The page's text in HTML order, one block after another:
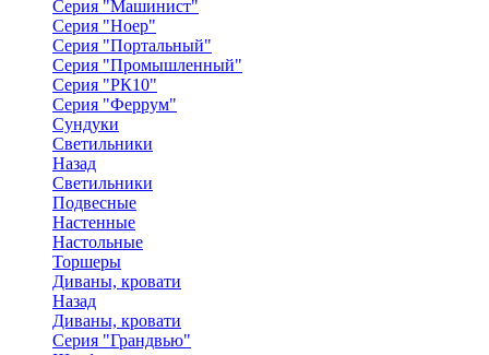
Серия "Машинист"
Серия "Ноер"
Серия "Портальный"
Серия "Промышленный"
Серия "РК10"
Серия "Феррум"
Сундуки
Светильники
Назад
Светильники
Подвесные
Настенные
Настольные
Торшеры
Диваны, кровати
Назад
Диваны, кровати
Серия "Грандвью"